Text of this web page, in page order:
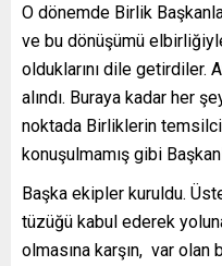
O dönemde Birlik
ve bu dönüşümü
olduklarını dile getirdiler.
alındı. Buraya kadar her
noktada Birliklerin
konuşulmamış gibi
Başka ekipler kuruldu.
tüzüğü kabul ederek
olmasına karşın, var olan